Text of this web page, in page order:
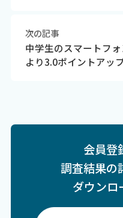
次の記事
中学生のスマートフ
より3.0ポイントアッ
会員登
調査結果の
ダウンロ